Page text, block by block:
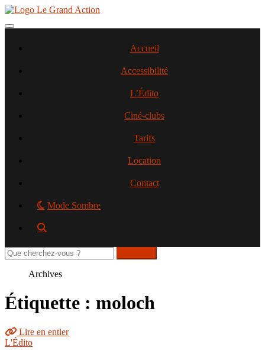
Aller
contenu
Toggle navigation
Accueil
Accessibilité
L’Édito
Ciné-clubs
Tarifs
Location
Contact
Mode Sombre
Rechercher
sur
Archives
Étiquette : moloch
Lire en entier
L'Édito